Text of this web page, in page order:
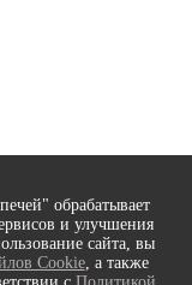
обрабатывает
и улучшения
сайта, вы
Cookie, а также